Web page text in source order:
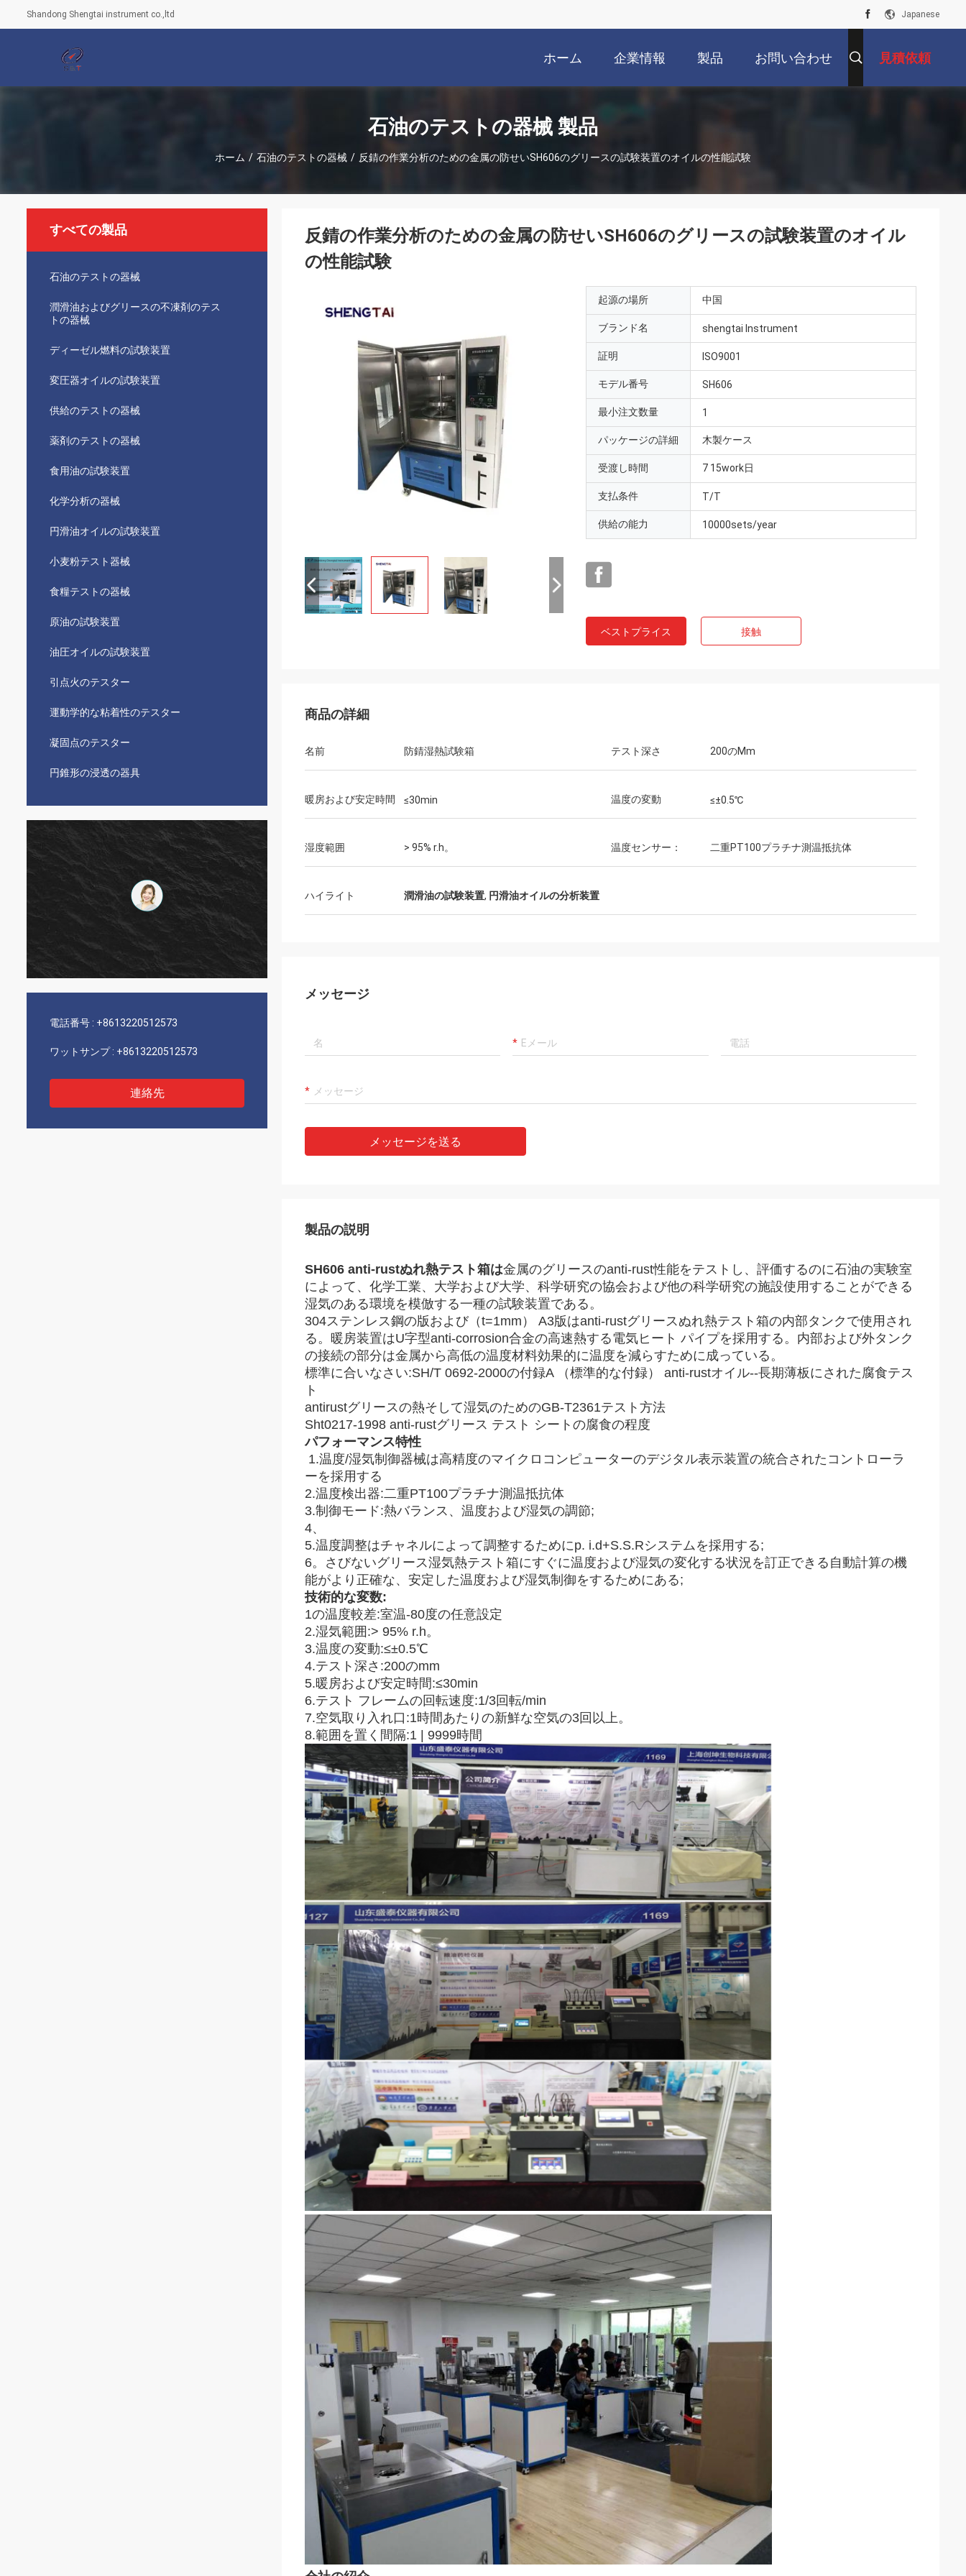
Shandong Shengtai instrument co.,ltd Japanese
ホーム 企業情報 製品 お問い合わせ 見積依頼
石油のテストの器械 製品
ホーム / 石油のテストの器械 / 反錆の作業分析のための金属の防せいSH606のグリースの試験装置のオイルの性能試験
すべての製品
石油のテストの器械
潤滑油およびグリースの不凍剤のテス
トの器械
ディーゼル燃料の試験装置
変圧器オイルの試験装置
供給のテストの器械
薬剤のテストの器械
食用油の試験装置
化学分析の器械
円滑油オイルの試験装置
小麦粉テスト器械
食糧テストの器械
原油の試験装置
油圧オイルの試験装置
引点火のテスター
運動学的な粘着性のテスター
凝固点のテスター
円錐形の浸透の器具
電話番号 : +8613220512573
ワットサンプ : +8613220512573
連絡先
反錆の作業分析のための金属の防せいSH606のグリースの試験装置のオイル
の性能試験
起源の場所 中国
ブランド名 shengtai Instrument
証明 ISO9001
モデル番号 SH606
最小注文数量 1
パッケージの詳細 木製ケース
受渡し時間 7 15work日
支払条件 T/T
供給の能力 10000sets/year
ベストプライス 接触
商品の詳細
名前 防錆湿熱試験箱 テスト深さ 200のMm
暖房および安定時間 ≤30min 温度の変動 ≤±0.5℃
湿度範囲 > 95% r.h。 温度センサー： 二重PT100プラチナ測温抵抗体
ハイライト 潤滑油の試験装置, 円滑油オイルの分析装置
メッセージ
メッセージを送る
製品の説明
SH606 anti-rustぬれ熱テスト箱は金属のグリースのanti-rust性能をテストし、評価するのに石油の実験室
によって、化学工業、大学および大学、科学研究の協会および他の科学研究の施設使用することができる
湿気のある環境を模倣する一種の試験装置である。
304ステンレス鋼の版および（t=1mm） A3版はanti-rustグリースぬれ熱テスト箱の内部タンクで使用され
る。暖房装置はU字型anti-corrosion合金の高速熱する電気ヒート パイプを採用する。内部および外タンク
の接続の部分は金属から高低の温度材料効果的に温度を減らすために成っている。
標準に合いなさい:SH/T 0692-2000の付録A （標準的な付録） anti-rustオイル--長期薄板にされた腐食テス
ト
antirustグリースの熱そして湿気のためのGB-T2361テスト方法
Sht0217-1998 anti-rustグリース テスト シートの腐食の程度
パフォーマンス特性
1.温度/湿気制御器械は高精度のマイクロコンピューターのデジタル表示装置の統合されたコントローラ
ーを採用する
2.温度検出器:二重PT100プラチナ測温抵抗体
3.制御モード:熱バランス、温度および湿気の調節;
4、
5.温度調整はチャネルによって調整するためにp. i.d+S.S.Rシステムを採用する;
6。さびないグリース湿気熱テスト箱にすぐに温度および湿気の変化する状況を訂正できる自動計算の機
能がより正確な、安定した温度および湿気制御をするためにある;
技術的な変数:
1の温度較差:室温-80度の任意設定
2.湿気範囲:> 95% r.h。
3.温度の変動:≤±0.5℃
4.テスト深さ:200のmm
5.暖房および安定時間:≤30min
6.テスト フレームの回転速度:1/3回転/min
7.空気取り入れ口:1時間あたりの新鮮な空気の3回以上。
8.範囲を置く間隔:1 | 9999時間